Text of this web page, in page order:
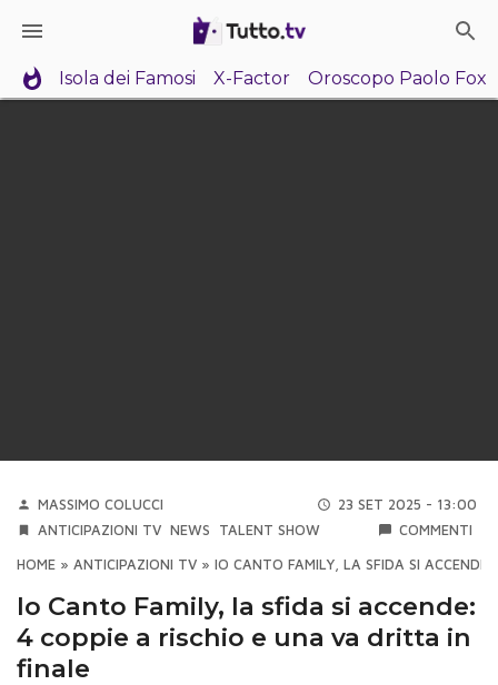
Isola dei Famosi X-Factor Oroscopo Paolo Fox
MASSIMO COLUCCI
23 SET 2025 - 13:00
ANTICIPAZIONI TV NEWS TALENT SHOW COMMENTI
HOME » ANTICIPAZIONI TV » IO CANTO FAMILY, LA SFIDA SI
Io Canto Family, la sfida si accende:
4 coppie a rischio e una va dritta in
finale